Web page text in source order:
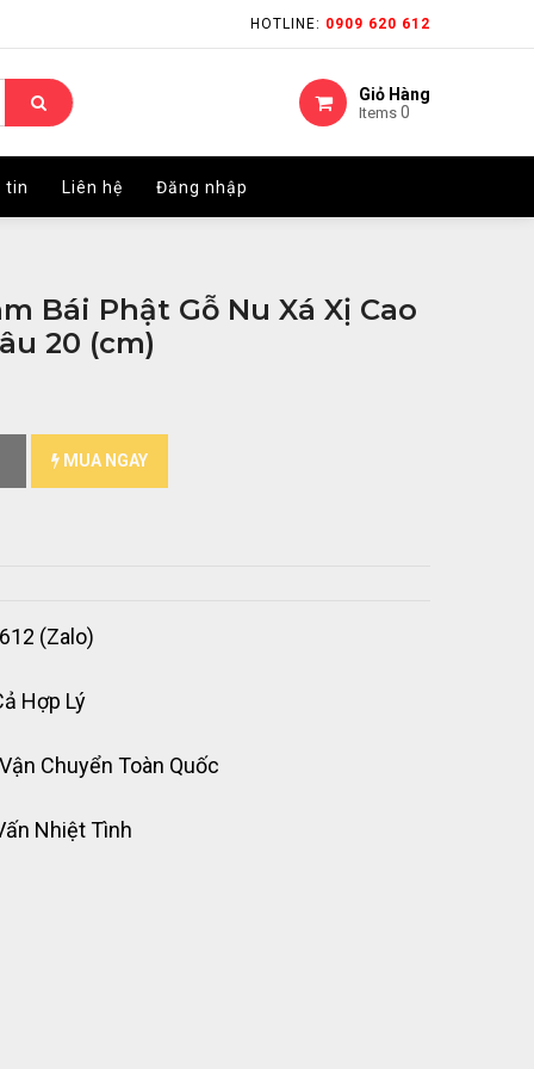
HOTLINE: 0909 620 612
Giỏ Hàng
Items 0
tin Liên hệ Đăng nhập
HOTLINE: 0909 620 612
Giỏ Hàng
Items 0
tin Liên hệ Đăng nhập
Bái Phật Gỗ Nu Xá Xị Cao
20 (cm)
MUA NGAY
(Zalo)
Hợp Lý
Chuyển Toàn Quốc
Nhiệt Tình